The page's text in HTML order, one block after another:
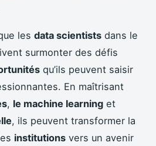
les data scientists dans le
surmonter des défis
qu’ils peuvent saisir
En maîtrisant
, le machine learning et
, ils peuvent transformer la
institutions vers un avenir